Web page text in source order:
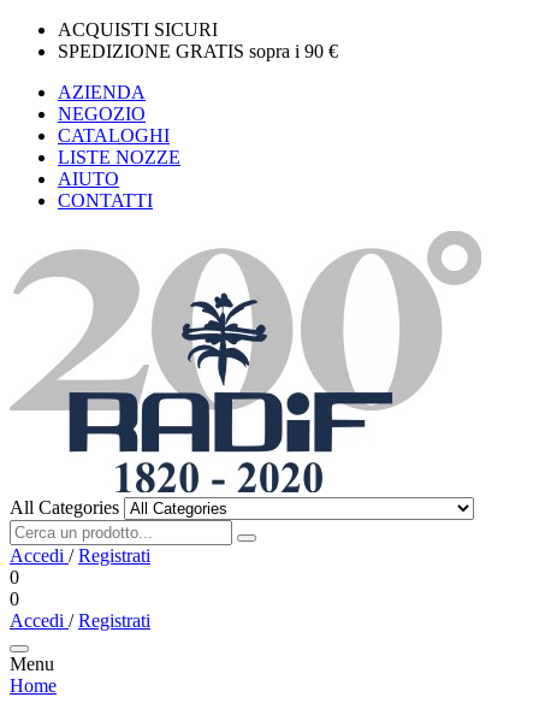
ACQUISTI SICURI
SPEDIZIONE GRATIS sopra i 90 €
AZIENDA
NEGOZIO
CATALOGHI
LISTE NOZZE
AIUTO
CONTATTI
All Categories
Accedi /Registrati
0
0
Accedi /Registrati
Menu
Home